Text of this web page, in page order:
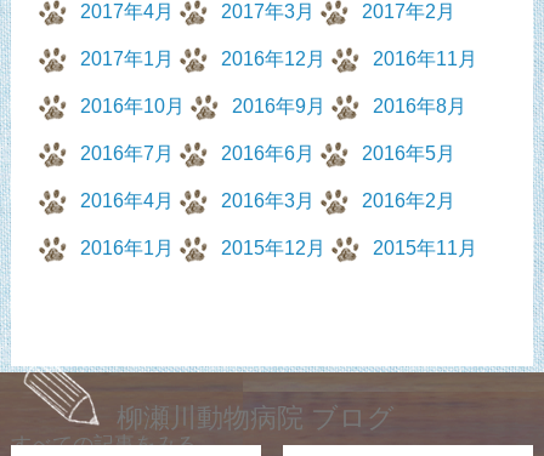
2017年4月 2017年3月 2017年2月
2017年1月 2016年12月 2016年11月
2016年10月 2016年9月 2016年8月
2016年7月 2016年6月 2016年5月
2016年4月 2016年3月 2016年2月
2016年1月 2015年12月 2015年11月
柳瀬川動物病院 ブログ
すべての記事をみる